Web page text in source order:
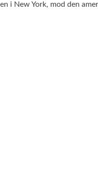
i New York, mod den